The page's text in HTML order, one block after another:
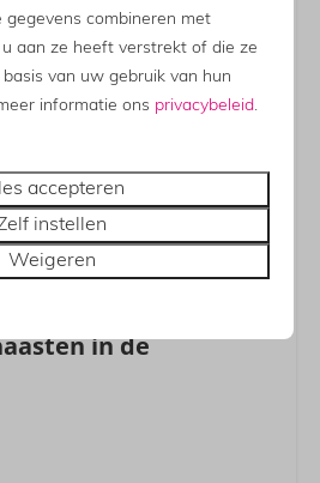
van de zon en de Achterhoekse
tuin om heerlijk in alle rust
sleur.
in de
gegevens combineren met
aan ze heeft verstrekt of die ze
van uw gebruik van hun
informatie ons privacybeleid.
accepteren
instellen
Weigeren